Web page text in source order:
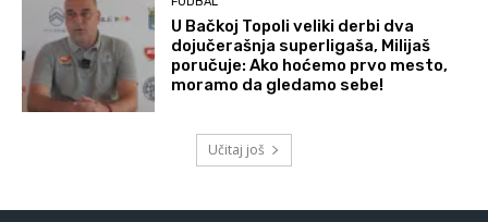
U Bačkoj Topoli veliki derbi dva
dojučerašnja superligaša, Milijaš
poručuje: Ako hoćemo prvo mesto,
moramo da gledamo sebe!
Učitaj još